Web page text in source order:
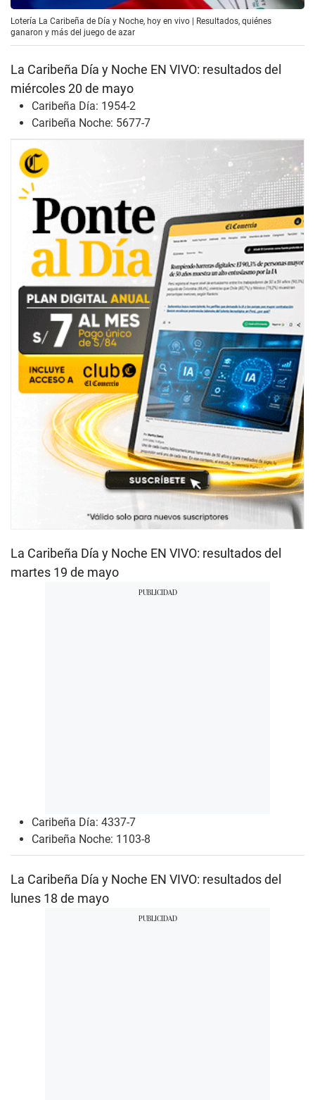
Lotería La Caribeña de Día y Noche, hoy en vivo | Resultados, quiénes
ganaron y más del juego de azar
La Caribeña Día y Noche EN VIVO: resultados del
miércoles 20 de mayo
Caribeña Día: 1954-2
Caribeña Noche: 5677-7
La Caribeña Día y Noche EN VIVO: resultados del
martes 19 de mayo
Caribeña Día: 4337-7
Caribeña Noche: 1103-8
La Caribeña Día y Noche EN VIVO: resultados del
lunes 18 de mayo